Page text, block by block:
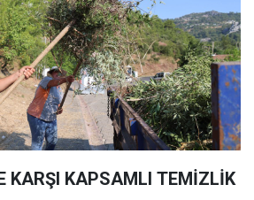
KARŞI KAPSAMLI TEMİZLİK